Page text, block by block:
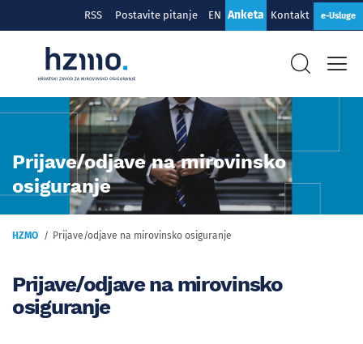
RSS Postavite pitanje EN Anketa Kontakt e-Usluge
Prijave/odjave na mirovinsko
osiguranje
HZMO Prijave/odjave na mirovinsko osiguranje
Prijave/odjave na mirovinsko
osiguranje